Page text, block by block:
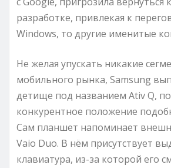
разработке, привлекая к
Windows, то другие именитые
Не желая упускать никакие
мобильного рынка, Samsung
детище под названием Ativ Q,
конкурентное положение
Сам планшет напоминает
Vaio Duo. В нём присутствует
клавиатура, из-за которой его